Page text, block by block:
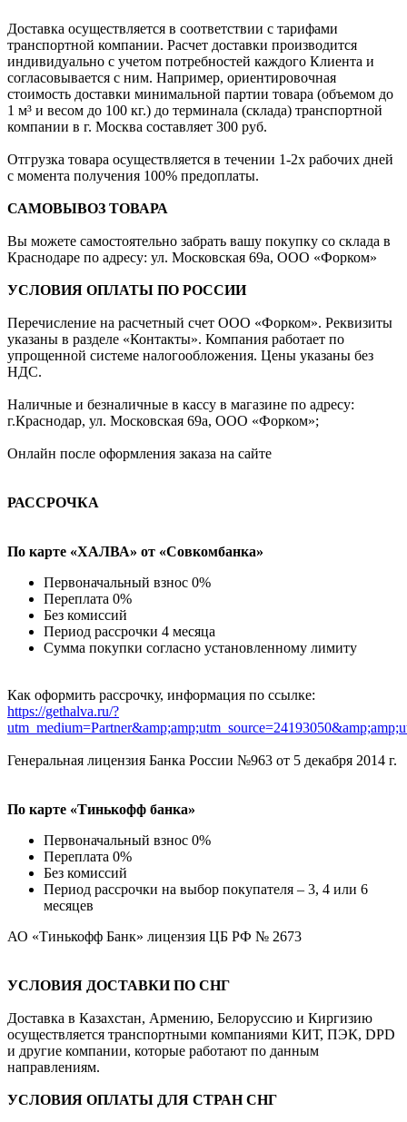
Доставка осуществляется в соответствии с тарифами
транспортной компании. Расчет доставки производится
индивидуально с учетом потребностей каждого Клиента и
согласовывается с ним. Например, ориентировочная
стоимость доставки минимальной партии товара (объемом до
1 м³ и весом до 100 кг.) до терминала (склада) транспортной
компании в г. Москва составляет 300 руб.
Отгрузка товара осуществляется в течении 1-2х рабочих дней
с момента получения 100% предоплаты.
САМОВЫВОЗ ТОВАРА
Вы можете самостоятельно забрать вашу покупку со склада в
Краснодаре по адресу: ул. Московская 69а, ООО «Форком»
УСЛОВИЯ ОПЛАТЫ ПО РОССИИ
Перечисление на расчетный счет ООО «Форком». Реквизиты
указаны в разделе «Контакты». Компания работает по
упрощенной системе налогообложения. Цены указаны без
НДС.
Наличные и безналичные в кассу в магазине по адресу:
г.Краснодар, ул. Московская 69а, ООО «Форком»;
Онлайн после оформления заказа на сайте
РАССРОЧКА
По карте «ХАЛВА» от «Совкомбанка»
Первоначальный взнос 0%
Переплата 0%
Без комиссий
Период рассрочки 4 месяца
Сумма покупки согласно установленному лимиту
Как оформить рассрочку, информация по ссылке:
https://gethalva.ru/?
Генеральная лицензия Банка России №963 от 5 декабря 2014 г.
По карте «Тинькофф банка»
Первоначальный взнос 0%
Переплата 0%
Без комиссий
Период рассрочки на выбор покупателя – 3, 4 или 6
месяцев
АО «Тинькофф Банк» лицензия ЦБ РФ № 2673
УСЛОВИЯ ДОСТАВКИ ПО СНГ
Доставка в Казахстан, Армению, Белоруссию и Киргизию
осуществляется транспортными компаниями КИТ, ПЭК, DPD
и другие компании, которые работают по данным
направлениям.
УСЛОВИЯ ОПЛАТЫ ДЛЯ СТРАН СНГ